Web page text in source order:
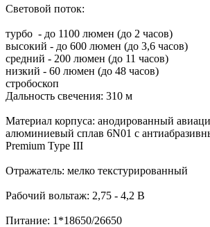
Cветовой поток:
турбо - до 1100 люмен (до 2 часов)
высокий - до 600 люмен (до 3,6 часов)
средний - 200 люмен (до 11 часов)
низкий - 60 люмен (до 48 часов)
стробоскоп
Дальность свечения: 310 м
Материал корпуса: анодированный
алюминиевый сплав 6N01 с
Premium Type III
Отражатель: мелко текстурированный
Рабочий вольтаж: 2,75 - 4,2 В
Питание: 1*18650/26650